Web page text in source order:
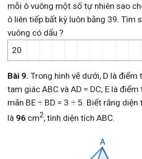
mỗi ô vuông một số tự nhiên sao
ô liên tiếp bất kỳ luôn bằng 39. Tìm
vuông có dấu ?
20
Bài 9. Trong hình vẽ dưới, D là điểm
tam giác ABC và AD = DC; E là
mãn BE ÷ BD = 3 ÷ 5. Biết rằng
là 96 cm2, tính diện tích ABC.